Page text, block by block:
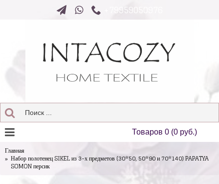
+79959050976
Товаров 0 (0 руб.)
Главная
Набор полотенец SIKEL из 3-х предметов (30*50, 50*90 и 70*140) PAPATYA
SOMON персик